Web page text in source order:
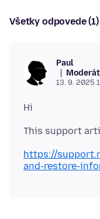
Všetky odpovede (1)
Paul
13. 9. 2025
https://
and-restore-